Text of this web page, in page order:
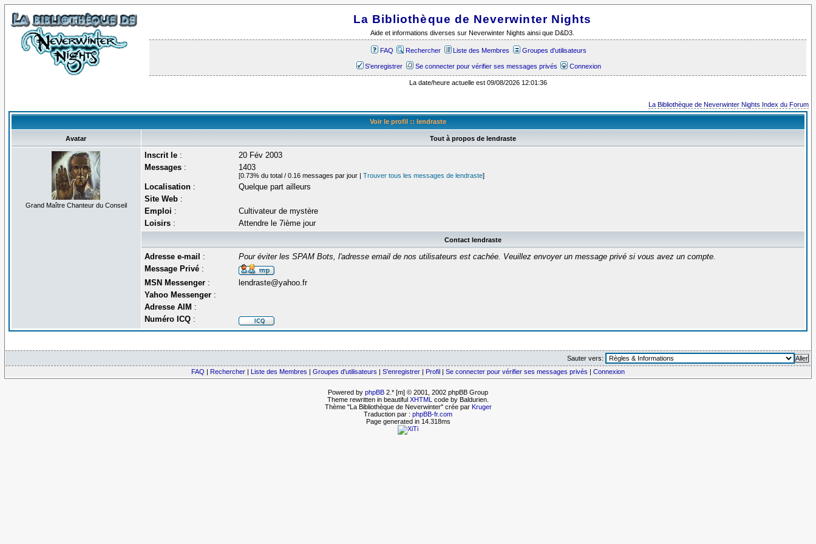
La Bibliothèque de Neverwinter Nights
Aide et informations diverses sur Neverwinter Nights ainsi que D&D3.
FAQ Rechercher Liste des Membres Groupes d'utilisateurs
S'enregistrer Se connecter pour vérifier ses messages privés Connexion
La date/heure actuelle est 09/08/2026 12:01:36
La Bibliothèque de Neverwinter Nights Index du Forum
Voir le profil :: lendraste
Avatar Tout à propos de lendraste
Grand Maître Chanteur du Conseil
Inscrit le:
20 Fév 2003
Messages: 1403
[0.73% du total / 0.16 messages par jour | Trouver tous les messages de lendraste]
Localisation:
Quelque part ailleurs
Site Web:
Emploi :
Cultivateur de mystère
Loisirs: Attendre le 7ième jour
Contact lendraste
Adresse e-mail :
Pour éviter les SPAM Bots, l'adresse email de nos utilisateurs est cachée. Veuillez envoyer un message privé si vous avez un compte.
Message Privé:
MSN Messenger:
lendraste@yahoo.fr
Yahoo Messenger:
Adresse AIM :
Numéro ICQ:
Sauter vers:
FAQ
Rechercher Liste des Membres Groupes d'utilisateurs S'enregistrer Profil Se connecter pour vérifier ses messages privés Connexion
Powered by phpBB 2.* [m] © 2001, 2002 phpBB Group
Theme rewritten in beautiful XHTML code by Baldurien.
Thème "La Bibliothèque de Neverwinter" crée par Kruger
Traduction par : phpBB-fr.com
Page generated in 14.318ms